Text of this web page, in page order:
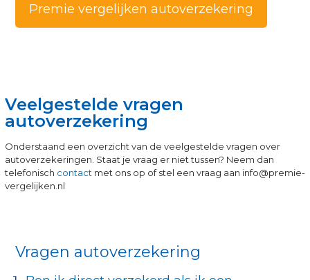
Premie vergelijken autoverzekering
Veelgestelde vragen
autoverzekering
Onderstaand een overzicht van de veelgestelde vragen over
autoverzekeringen. Staat je vraag er niet tussen? Neem dan
telefonisch contact met ons op of stel een vraag aan info@premie-
vergelijken.nl
Vragen autoverzekering